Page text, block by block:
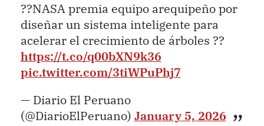
??NASA premia equipo arequipeño por
diseñar un sistema inteligente para
acelerar el crecimiento de árboles ??
https://t.co/q00bXN9k36
pic.twitter.com/3tiWPuPhj7
— Diario El Peruano
(@DiarioElPeruano) January 5, 2026